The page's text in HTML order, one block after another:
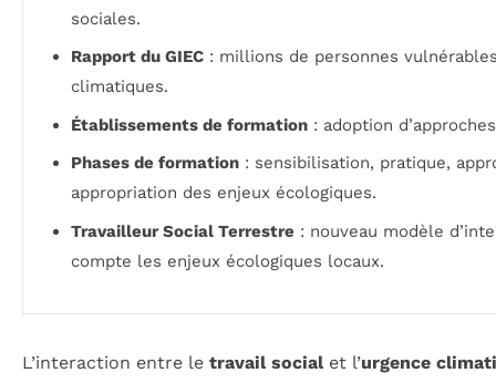
sociales.
Rapport du GIEC : millions de personnes
climatiques.
Établissements de formation : adoption
Phases de formation : sensibilisation, pratique,
appropriation des enjeux écologiques.
Travailleur Social Terrestre : nouveau modèle
compte les enjeux écologiques locaux.
L’interaction entre le travail socialet l’urgence